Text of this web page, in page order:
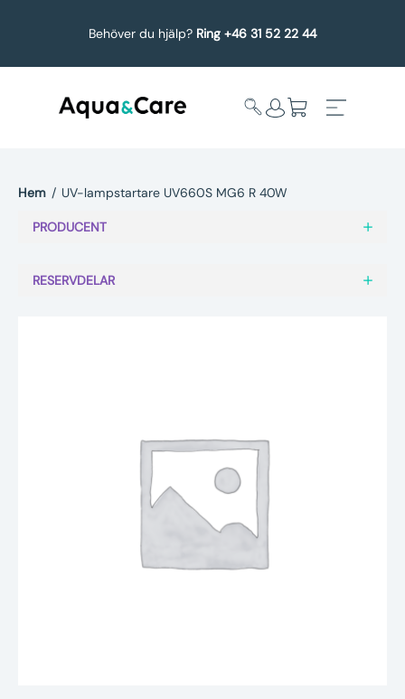
Behöver du hjälp? Ring +46 31 52 22 44
undermeny
Underhållstips
Kontakt
Hem / UV-lampstartare UV660S MG6 R 40W
PRODUCENT
RESERVDELAR